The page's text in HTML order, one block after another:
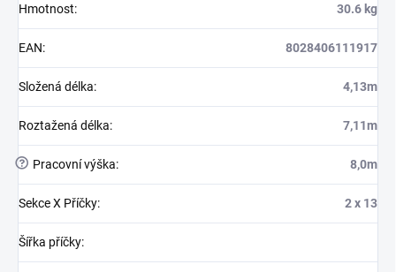
Hmotnost: 30.6 kg
EAN: 8028406111917
Složená délka: 4,13m
Roztažená délka: 7,11m
? Pracovní výška: 8,0m
Sekce X Příčky: 2 x 13
Šířka příčky: